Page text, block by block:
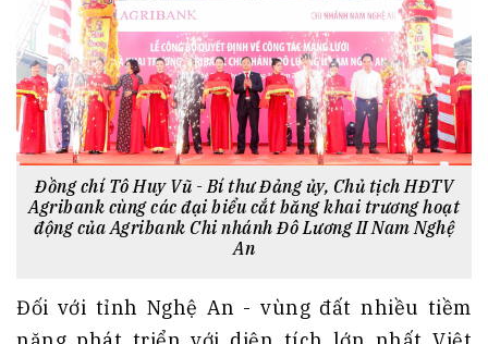
Đồng chí Tô Huy Vũ - Bí thư Đảng ủy, Chủ tịch HĐTV
Agribank cùng các đại biểu cắt băng khai trương hoạt
động của Agribank Chi nhánh Đô Lương II Nam Nghệ
An
Đối với tỉnh Nghệ An - vùng đất nhiều tiềm